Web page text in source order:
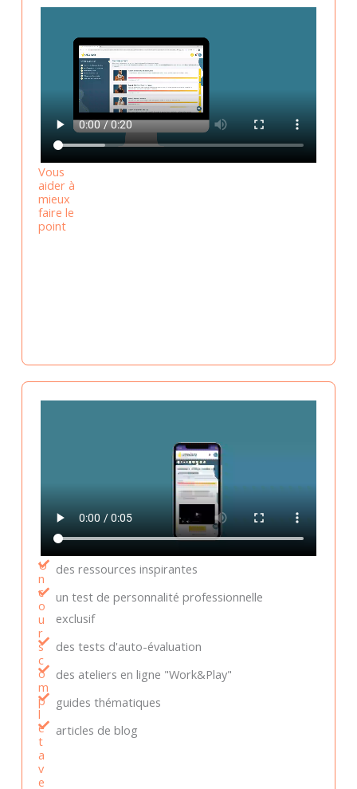
Vous
aider à
mieux
faire le
point
U
n
c
o
u
r
s
c
o
m
p
l
e
t
a
v
e
des ressources inspirantes
un test de personnalité professionnelle
exclusif
des tests d'auto-évaluation
des ateliers en ligne "Work&Play"
guides thématiques
articles de blog